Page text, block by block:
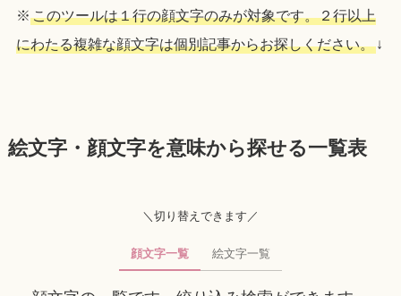
※ このツールは１行の顔文字のみが対象です。２行以上
にわたる複雑な顔文字は個別記事からお探しください。↓
絵文字・顔文字を意味から探せる一覧表
＼切り替えできます／
顔文字一覧 絵文字一覧